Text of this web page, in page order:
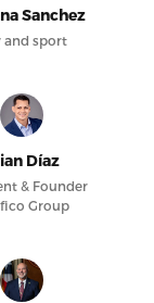
Sanchez
and sport
Díaz
& Founder
Group